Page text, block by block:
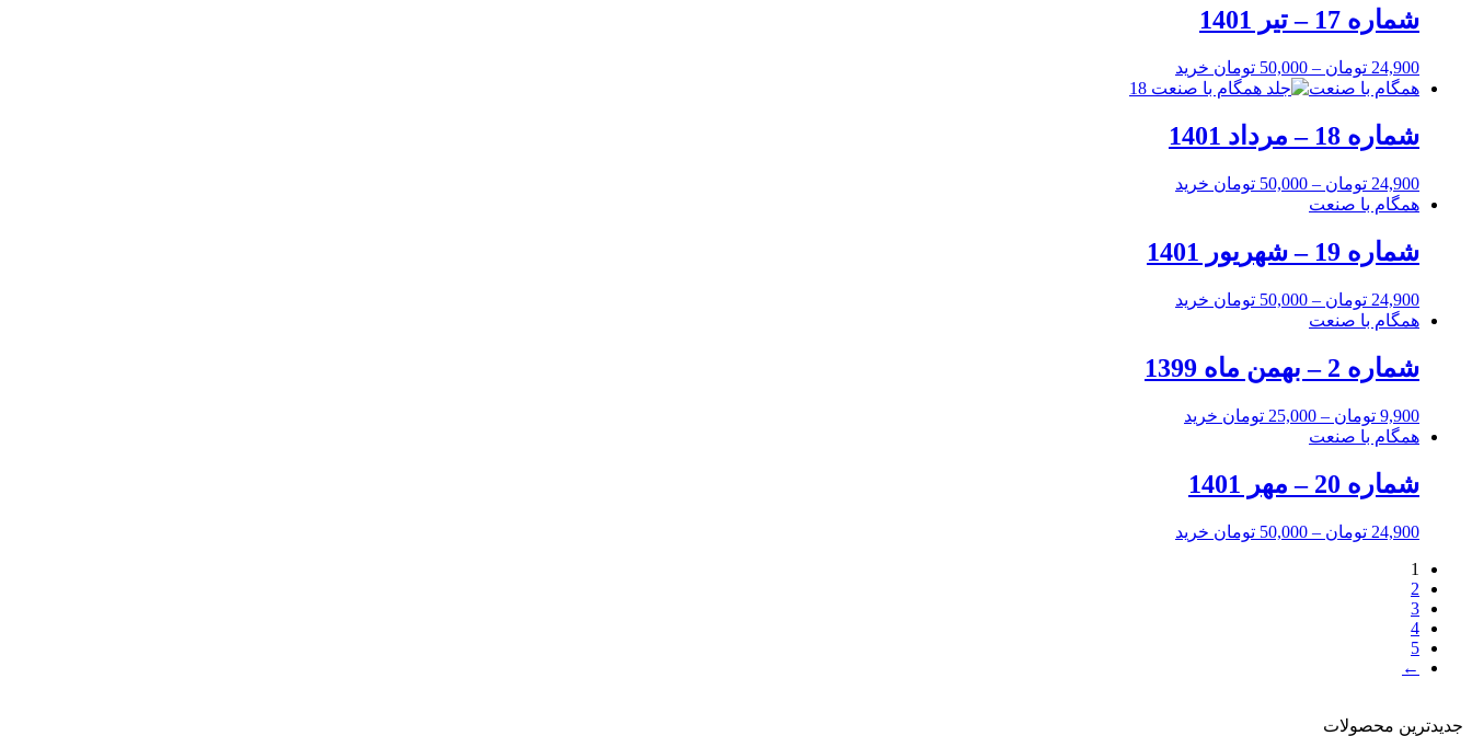
شماره 17 – تیر 1401
24,900 تومان –
50,000 تومان خرید
همگام با صنعت
شماره 18 – مرداد 1401
24,900 تومان –
50,000 تومان خرید
همگام با صنعت
شماره 19 – شهریور 1401
24,900 تومان –
50,000 تومان خرید
همگام با صنعت
شماره 2 – بهمن ماه 1399
9,900 تومان –
25,000 تومان خرید
همگام با صنعت
شماره 20 – مهر 1401
24,900 تومان –
50,000 تومان خرید
1
2
3
4
5
←
جدیدترین محصولات